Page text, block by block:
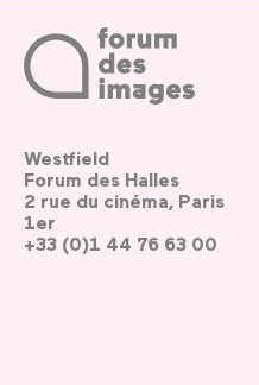
Westfield
Forum des Halles
2 rue du cinéma, Paris
1er
+33 (0)1 44 76 63 00